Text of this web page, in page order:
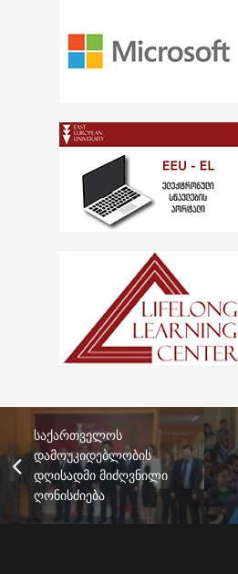
საქართველოს
დამოუკიდებლობის
დღისადმი მიძღვნილი
ღონისძიება